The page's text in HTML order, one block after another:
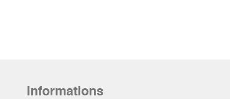
Informations